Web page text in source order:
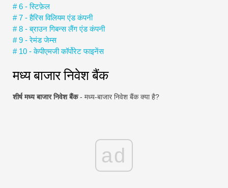
# 6 - स्टिफ़ेल
# 7 - हैरिस विलियम एंड कंपनी
# 8 - ब्राउन गिबन्स लैंग एंड कंपनी
# 9 - रेमंड जेम्स
# 10 - केपीएमजी कॉर्पोरेट फाइनेंस
मध्य बाजार निवेश बैंक
शीर्ष मध्य बाजार निवेश बैंक- मध्य-बाजार निवेश बैंक क्या है?
ad